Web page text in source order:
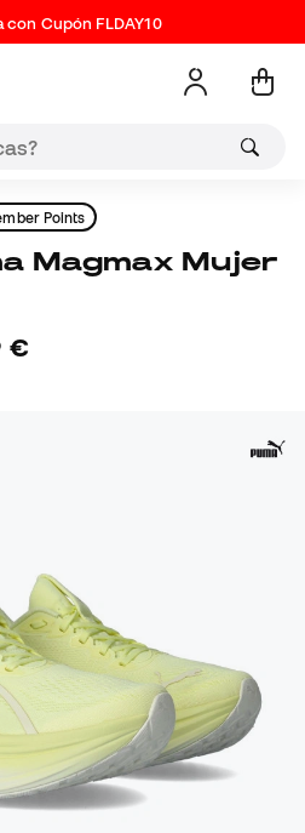
con Cupón FLDAY10
Points
Magmax Mujer
€